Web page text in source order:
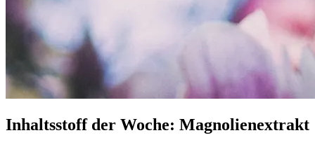
Inhaltsstoff der Woche: Magnolienextrakt